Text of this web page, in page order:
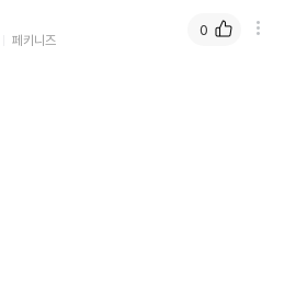
페키니즈
0